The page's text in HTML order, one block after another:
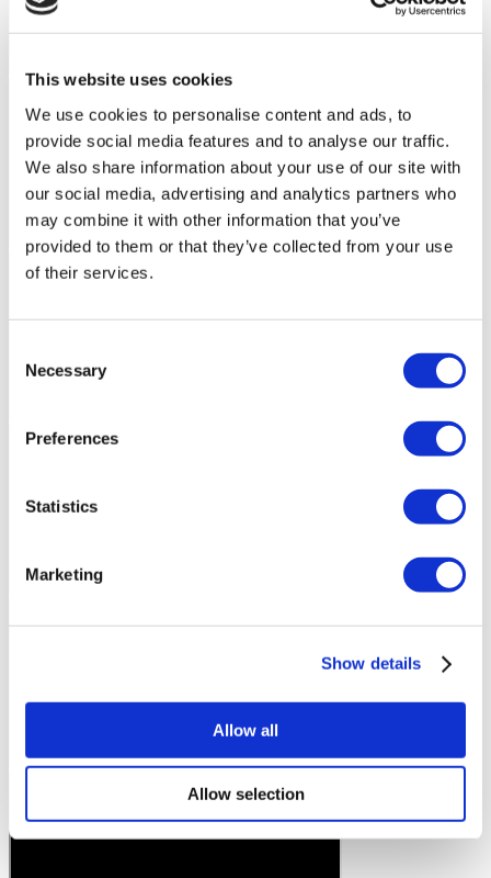
This website uses cookies
We use cookies to personalise content and ads, to
provide social media features and to analyse our traffic.
We also share information about your use of our site with
our social media, advertising and analytics partners who
may combine it with other information that you’ve
provided to them or that they’ve collected from your use
of their services.
Selection
Necessary
Preferences
Statistics
Marketing
Show details
Allow all
Allow selection